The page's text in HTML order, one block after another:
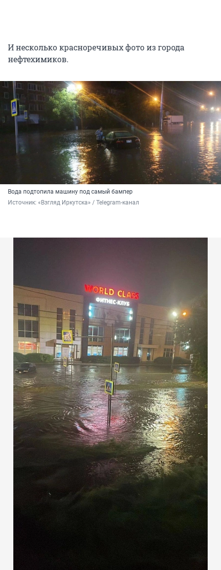
И несколько красноречивых фото из города
нефтехимиков.
Вода подтопила машину под самый бампер
Источник: «Взгляд Иркутска» / Telegram-канал